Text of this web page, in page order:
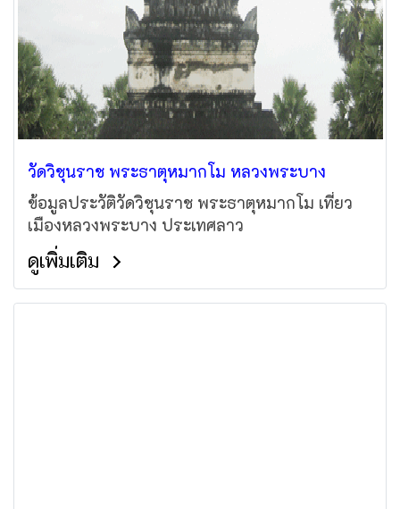
วัดวิชุนราช พระธาตุหมากโม หลวงพระบาง
ข้อมูลประวัติวัดวิชุนราช พระธาตุหมากโม เที่ยว
เมืองหลวงพระบาง ประเทศลาว
ดูเพิ่มเติม